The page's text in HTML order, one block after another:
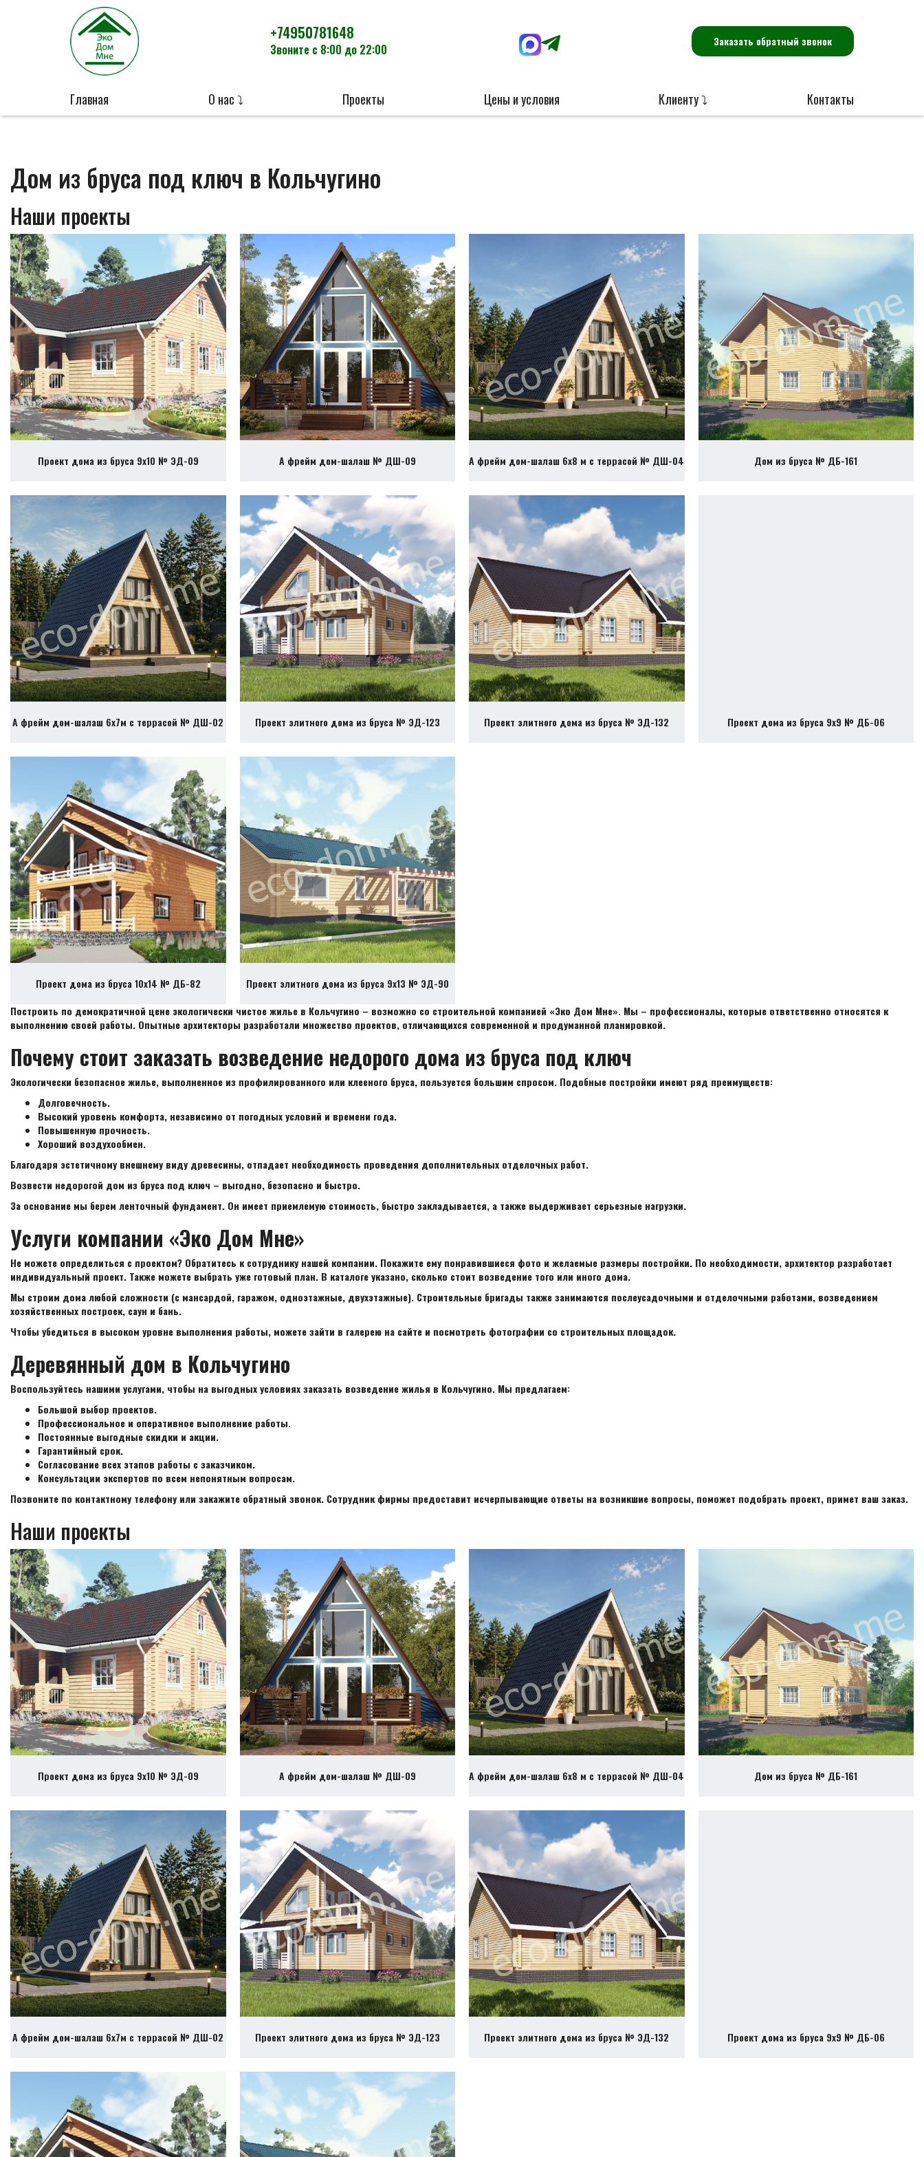
+74950781648
Звоните с 8:00 до 22:00
Заказать обратный звонок
Главная О нас ⤵ Проекты Цены и условия Клиенту ⤵ Контакты
Дом из бруса под ключ в Кольчугино
Наши проекты
Проект дома из бруса 9х10 № ЭД-09 А фрейм дом-шалаш № ДШ-09 А фрейм дом-шалаш 6х8 м с террасой № ДШ-04 Дом из бруса № ДБ-161
А фрейм дом-шалаш 6х7м с террасой № ДШ-02 Проект элитного дома из бруса № ЭД-123 Проект элитного дома из бруса № ЭД-132 Проект дома из бруса 9х9 № ДБ-06
Проект дома из бруса 10х14 № ДБ-82
Проект элитного дома из бруса 9х13 № ЭД-90
Построить по демократичной цене экологически чистое жилье в Кольчугино – возможно со строительной компанией «Эко Дом Мне». Мы – профессионалы, которые ответственно относятся к
выполнению своей работы. Опытные архитекторы разработали множество проектов, отличающихся современной и продуманной планировкой.
Почему стоит заказать возведение недорого дома из бруса под ключ
Экологически безопасное жилье, выполненное из профилированного или клееного бруса, пользуется большим спросом. Подобные постройки имеют ряд преимуществ:
Долговечность.
Высокий уровень комфорта, независимо от погодных условий и времени года.
Повышенную прочность.
Хороший воздухообмен.
Благодаря эстетичному внешнему виду древесины, отпадает необходимость проведения дополнительных отделочных работ.
Возвести недорогой дом из бруса под ключ – выгодно, безопасно и быстро.
За основание мы берем ленточный фундамент. Он имеет приемлемую стоимость, быстро закладывается, а также выдерживает серьезные нагрузки.
Услуги компании «Эко Дом Мне»
Не можете определиться с проектом? Обратитесь к сотруднику нашей компании. Покажите ему понравившиеся фото и желаемые размеры постройки. По необходимости, архитектор разработает
индивидуальный проект. Также можете выбрать уже готовый план. В каталоге указано, сколько стоит возведение того или иного дома.
Мы строим дома любой сложности (с мансардой, гаражом, одноэтажные, двухэтажные). Строительные бригады также занимаются послеусадочными и отделочными работами, возведением
хозяйственных построек, саун и бань.
Чтобы убедиться в высоком уровне выполнения работы, можете зайти в галерею на сайте и посмотреть фотографии со строительных площадок.
Деревянный дом в Кольчугино
Воспользуйтесь нашими услугами, чтобы на выгодных условиях заказать возведение жилья в Кольчугино. Мы предлагаем:
Большой выбор проектов.
Профессиональное и оперативное выполнение работы.
Постоянные выгодные скидки и акции.
Гарантийный срок.
Согласование всех этапов работы с заказчиком.
Консультации экспертов по всем непонятным вопросам.
Позвоните по контактному телефону или закажите обратный звонок. Сотрудник фирмы предоставит исчерпывающие ответы на возникшие вопросы, поможет подобрать проект, примет ваш заказ.
Наши проекты
Проект дома из бруса 9х10 № ЭД-09 А фрейм дом-шалаш № ДШ-09 А фрейм дом-шалаш 6х8 м с террасой № ДШ-04 Дом из бруса № ДБ-161
А фрейм дом-шалаш 6х7м с террасой № ДШ-02 Проект элитного дома из бруса № ЭД-123 Проект элитного дома из бруса № ЭД-132 Проект дома из бруса 9х9 № ДБ-06